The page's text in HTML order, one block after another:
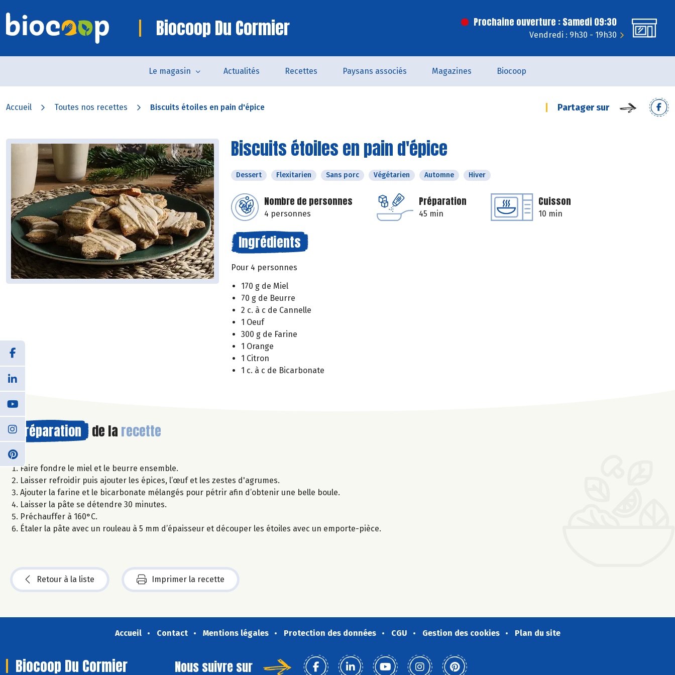
Biocoop Du Cormier Prochaine ouverture : Samedi 09:30
Vendredi : 9h30 - 19h30
Le magasin Actualités Recettes Paysans associés Magazines Biocoop
Accueil Toutes nos recettes Biscuits étoiles en pain d'épice Partager sur
Biscuits étoiles en pain d'épice
Dessert Flexitarien Sans porc Végétarien Automne Hiver
Nombre de personnes
4 personnes
Préparation
45 min
Cuisson
10 min
Ingrédients
Pour 4 personnes
170 g de Miel
70 g de Beurre
2 c. à c de Cannelle
1 Oeuf
300 g de Farine
1 Orange
1 Citron
1 c. à c de Bicarbonate
Préparation de la recette
Faire fondre le miel et le beurre ensemble.
Laisser refroidir puis ajouter les épices, l’œuf et les zestes d'agrumes.
Ajouter la farine et le bicarbonate mélangés pour pétrir afin d’obtenir une belle boule.
Laisser la pâte se détendre 30 minutes.
Préchauffer à 160°C.
Étaler la pâte avec un rouleau à 5 mm d’épaisseur et découper les étoiles avec un emporte-pièce.
Retour à la liste Imprimer la recette
Accueil Contact Mentions légales Protection des données CGU Gestion des cookies Plan du site
Biocoop Du Cormier Nous suivre sur